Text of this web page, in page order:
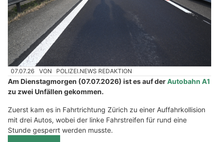
07.07.26 VON POLIZEI.NEWS REDAKTION
Am Dienstagmorgen (07.07.2026) ist es auf derAutobahn A1
zu zwei Unfällen gekommen.
Zuerst kam es in Fahrtrichtung Zürich zu einer Auffahrkollision
mit drei Autos, wobei der linke Fahrstreifen für rund eine
Stunde gesperrt werden musste.